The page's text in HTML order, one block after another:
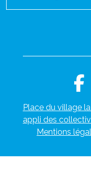
Place du village
appli des
Mentions